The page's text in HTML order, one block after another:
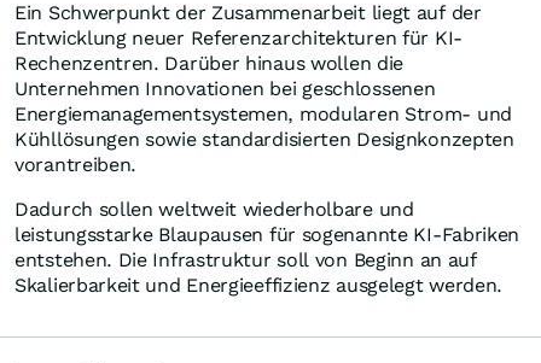
Ein Schwerpunkt der Zusammenarbeit liegt auf der
Entwicklung neuer Referenzarchitekturen für KI-
Rechenzentren. Darüber hinaus wollen die
Unternehmen Innovationen bei geschlossenen
Energiemanagementsystemen, modularen Strom- und
Kühllösungen sowie standardisierten Designkonzepten
vorantreiben.
Dadurch sollen weltweit wiederholbare und
leistungsstarke Blaupausen für sogenannte KI-Fabriken
entstehen. Die Infrastruktur soll von Beginn an auf
Skalierbarkeit und Energieeffizienz ausgelegt werden.